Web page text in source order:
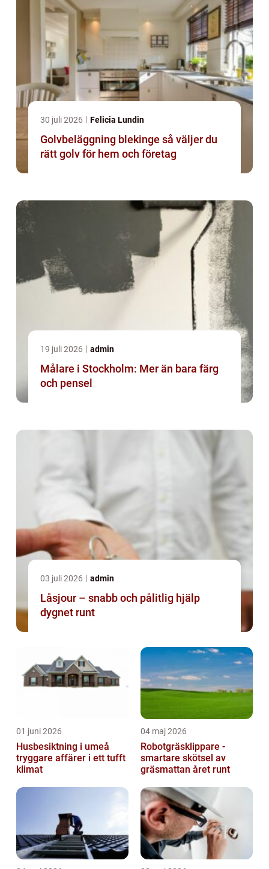
30 juli 2026 Felicia Lundin
Golvbeläggning blekinge så väljer du
rätt golv för hem och företag
19 juli 2026 admin
Målare i Stockholm: Mer än bara färg
och pensel
03 juli 2026 admin
Låsjour – snabb och pålitlig hjälp
dygnet runt
01 juni 2026
Husbesiktning i umeå
tryggare affärer i ett tufft
klimat
04 maj 2026
Robotgräsklippare -
smartare skötsel av
gräsmattan året runt